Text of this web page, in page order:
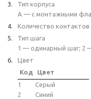
Тип корпуса
A — с монтажными
Количество контактов
Тип шага
1 — одинарный шаг; 2
Цвет
Код
Цвет
1
Серый
2
Синий